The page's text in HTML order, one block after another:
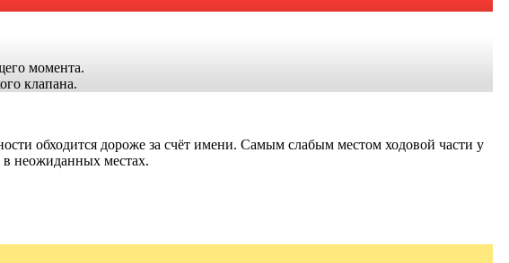
момента.
клапана.
обходится дороже за счёт имени. Самым слабым местом ходовой части у
в неожиданных местах.